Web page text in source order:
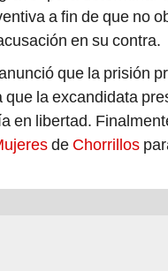
a fin de que no
en su contra.
que la prisión
que la excandidata
en libertad.
de Chorrillos